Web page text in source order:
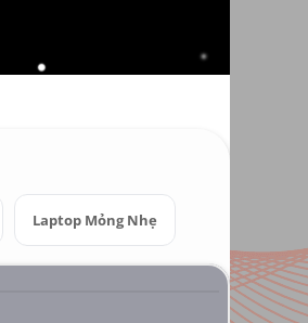
Laptop Mỏng Nhẹ